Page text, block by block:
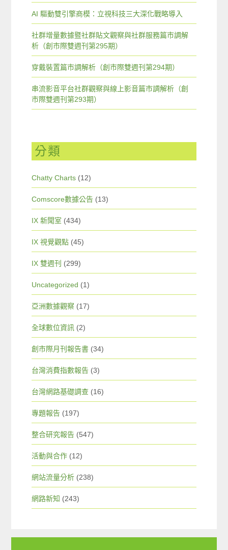
AI 驅動雙引擎商模：立視科技三大深化戰略導入
社群增量數據暨社群貼文觀察與社群服務篇市調解
析（創市際雙週刊第295期）
穿戴裝置篇市調解析（創市際雙週刊第294期）
串流影音平台社群觀察與線上影音篇市調解析（創
市際雙週刊第293期）
分類
Chatty Charts (12)
Comscore數據公告 (13)
IX 新聞室 (434)
IX 視覺觀點 (45)
IX 雙週刊 (299)
Uncategorized (1)
亞洲數據觀察 (17)
全球數位資訊 (2)
創市際月刊報告書 (34)
台灣消費指數報告 (3)
台灣網路基礎調查 (16)
專題報告 (197)
整合研究報告 (547)
活動與合作 (12)
網站流量分析 (238)
網路新知 (243)